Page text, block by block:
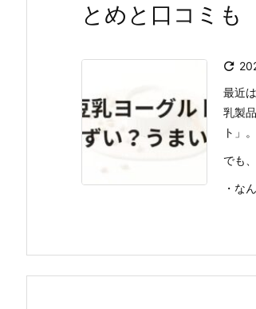
とめと口コミも

最近
乳製
ト」。
でも
・な